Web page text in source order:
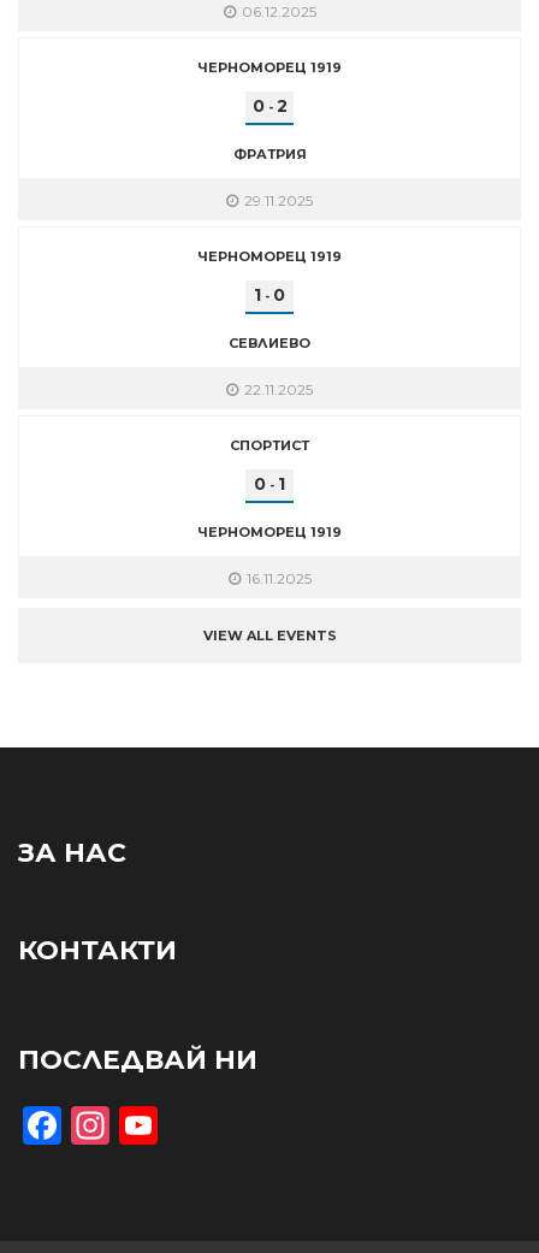
06.12.2025
ЧЕРНОМОРЕЦ 1919
0- 2
ФРАТРИЯ
29.11.2025
ЧЕРНОМОРЕЦ 1919
1 - 0
СЕВЛИЕВО
22.11.2025
СПОРТИСТ
0 - 1
ЧЕРНОМОРЕЦ 1919
16.11.2025
VIEW ALL EVENTS
ЗА НАС
КОНТАКТИ
ПОСЛЕДВАЙ НИ
Facebook
Instagram